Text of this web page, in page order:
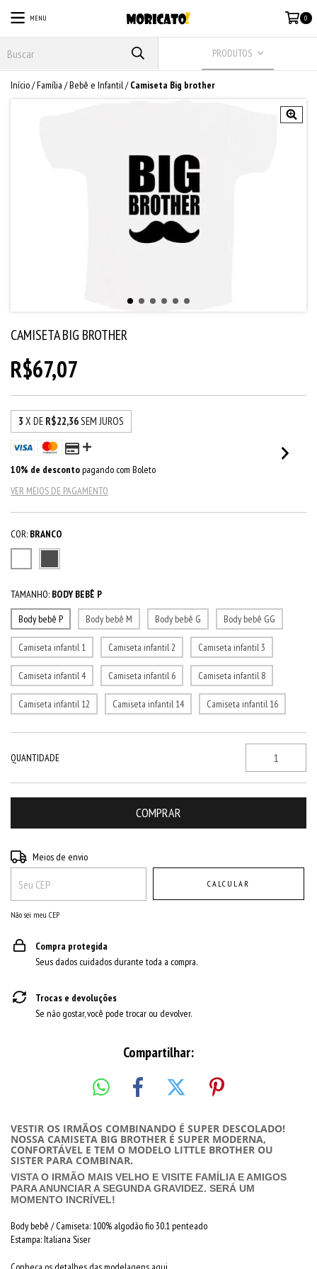
MENU 0
PRODUTOS
Início/Família /Bebê e Infantil/ Camiseta Big brother
CAMISETA BIG BROTHER
R$67,07
3 X DE R$22,36SEM JUROS
10% de descontopagando com Boleto
VER MEIOS DE PAGAMENTO
COR: BRANCO
TAMANHO: BODY BEBÊ P
Body bebê P
Body bebê M Body bebê G Body bebê GG
Camiseta infantil 1 Camiseta infantil 2 Camiseta infantil 3
Camiseta infantil 4 Camiseta infantil 6 Camiseta infantil 8
Camiseta infantil 12 Camiseta infantil 14 Camiseta infantil 16
QUANTIDADE
Entregas para o CEP:
Meios de envio
CALCULAR
Não sei meu CEP
Compra protegida
Seus dados cuidados durante toda a compra.
Trocas e devoluções
Se não gostar, você pode trocar ou devolver.
Compartilhar:
VESTIR OS IRMÃOS COMBINANDO É SUPER DESCOLADO!
NOSSA CAMISETA BIG BROTHER É SUPER MODERNA,
CONFORTÁVEL E TEM O MODELO LITTLE BROTHER OU
SISTER PARA COMBINAR.
VISTA O IRMÃO MAIS VELHO E VISITE FAMÍLIA E AMIGOS
PARA ANUNCIAR A SEGUNDA GRAVIDEZ. SERÁ UM
MOMENTO INCRÍVEL!
Body bebê / Camiseta: 100% algodão fio 30.1 penteado
Estampa: Italiana Siser